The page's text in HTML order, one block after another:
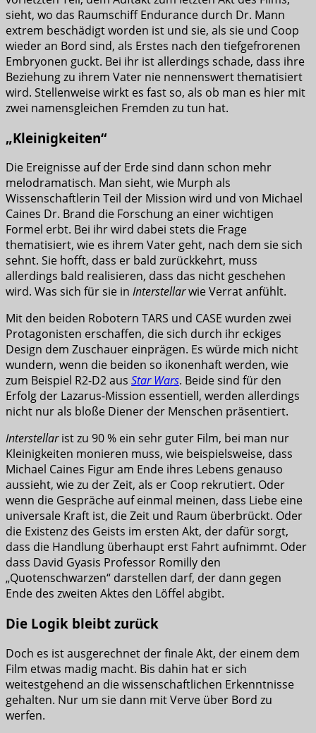
sieht, wo das Raumschiff Endurance durch Dr. Mann
extrem beschädigt worden ist und sie, als sie und Coop
wieder an Bord sind, als Erstes nach den tiefgefrorenen
Embryonen guckt. Bei ihr ist allerdings schade, dass ihre
Beziehung zu ihrem Vater nie nennenswert thematisiert
wird. Stellenweise wirkt es fast so, als ob man es hier mit
zwei namensgleichen Fremden zu tun hat.
„Kleinigkeiten“
Die Ereignisse auf der Erde sind dann schon mehr
melodramatisch. Man sieht, wie Murph als
Wissenschaftlerin Teil der Mission wird und von Michael
Caines Dr. Brand die Forschung an einer wichtigen
Formel erbt. Bei ihr wird dabei stets die Frage
thematisiert, wie es ihrem Vater geht, nach dem sie sich
sehnt. Sie hofft, dass er bald zurückkehrt, muss
allerdings bald realisieren, dass das nicht geschehen
wird. Was sich für sie in Interstellarwie Verrat anfühlt.
Mit den beiden Robotern TARS und CASE wurden zwei
Protagonisten erschaffen, die sich durch ihr eckiges
Design dem Zuschauer einprägen. Es würde mich nicht
wundern, wenn die beiden so ikonenhaft werden, wie
zum Beispiel R2-D2 aus Star Wars. Beide sind für den
Erfolg der Lazarus-Mission essentiell, werden allerdings
nicht nur als bloße Diener der Menschen präsentiert.
Interstellarist zu 90 % ein sehr guter Film, bei man nur
Kleinigkeiten monieren muss, wie beispielsweise, dass
Michael Caines Figur am Ende ihres Lebens genauso
aussieht, wie zu der Zeit, als er Coop rekrutiert. Oder
wenn die Gespräche auf einmal meinen, dass Liebe eine
universale Kraft ist, die Zeit und Raum überbrückt. Oder
die Existenz des Geists im ersten Akt, der dafür sorgt,
dass die Handlung überhaupt erst Fahrt aufnimmt. Oder
dass David Gyasis Professor Romilly den
„Quotenschwarzen“ darstellen darf, der dann gegen
Ende des zweiten Aktes den Löffel abgibt.
Die Logik bleibt zurück
Doch es ist ausgerechnet der finale Akt, der einem dem
Film etwas madig macht. Bis dahin hat er sich
weitestgehend an die wissenschaftlichen Erkenntnisse
gehalten. Nur um sie dann mit Verve über Bord zu
werfen.